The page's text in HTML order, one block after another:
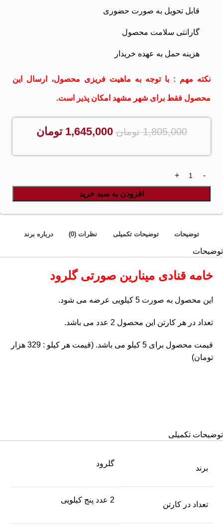
قابل تحویل به صورت حضوری
گارانتی سلامت محصول
هزینه حمل به عهده خریدار
نکته مهم : با توجه به ماهیت فریزی محصول، ارسال این
محصول فقط برای شهر مشهد امکان پذیر است.
1,805,000 تومان 1,645,000 تومان
افزودن به سبد خرید
توضیحات توضیحات تکمیلی نظرات (0) درباره برند
توضیحات
خامه قنادی مینارین صورتی گلرود
این محصول به صورت 5 کیلویی عرضه می شود.
تعداد در هر کارتن این محصول 2 عدد می باشد.
قیمت محصول برای 5 کیلو می باشد. (قیمت هر کیلو : 329 هزار
تومان)
توضیحات تکمیلی
برند
گلرود
تعداد در کارتن
2 عدد پنج کیلویی